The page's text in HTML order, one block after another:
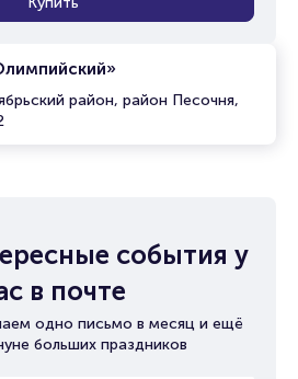
район, район Песочня,
события у
в почте
одно письмо в месяц и ещё
больших праздников